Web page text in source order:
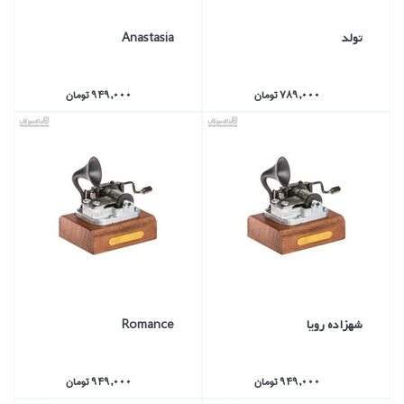
تولد
789,000 تومان
Anastasia
949,000 تومان
شهزاده رويا
949,000 تومان
Romance
949,000 تومان